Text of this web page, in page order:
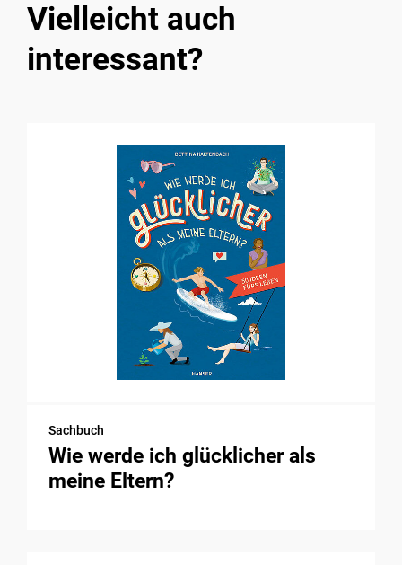
Vielleicht auch
interessant?
Sachbuch
Wie werde ich glücklicher als
meine Eltern?